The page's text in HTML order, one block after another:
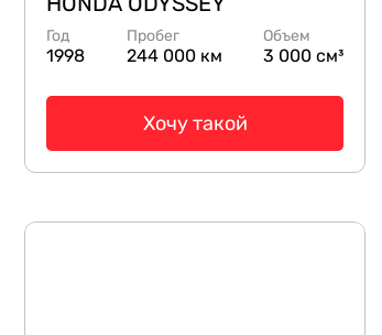
Год
1998
Пробег
244 000 км
Объем
3 000 см³
Хочу такой